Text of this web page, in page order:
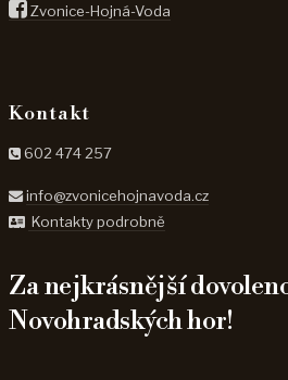
Zvonice-Hojná-Voda
Kontakt
602 474 257
info@zvonicehojnavoda.cz
Kontakty podrobně
Za nejkrásnější
Novohradských hor!